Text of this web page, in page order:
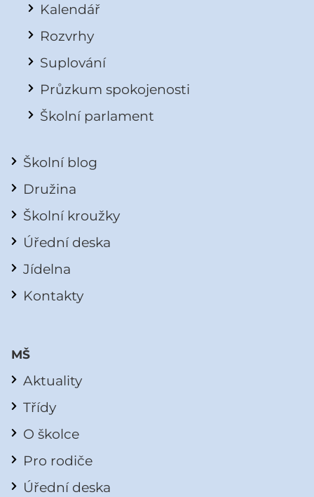
Kalendář
Rozvrhy
Suplování
Průzkum spokojenosti
Školní parlament
Školní blog
Družina
Školní kroužky
Úřední deska
Jídelna
Kontakty
MŠ
Aktuality
Třídy
O školce
Pro rodiče
Úřední deska